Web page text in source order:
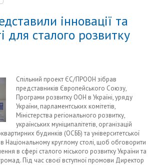
інновації та
для сталого розвитку
Спільний проект ЄС/ПРООН зібрав
представників Європейського Союзу,
Програми розвитку ООН в Україні, уряду
України, парламентських комітетів,
Міністерства регіонального розвитку,
українських муніципалітетів, організацій
будинків (ОСББ) та університетської
в Національному круглому столі, щоб обговорити
в сфері сталого міського розвитку України та
Під час своєї вступної промови Директор